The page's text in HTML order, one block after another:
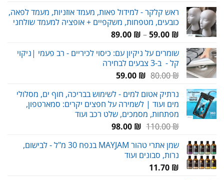
היה:
90.00 ₪.
הוא:
69.00 ₪.
ראש קלקר - למידול פאות, מעמד אוזניות, מעמד לפאה,
כובעים, מטפחות, משקפיים + אופציה למעמד שולחני
59.00 ₪
–
89.00 ₪
טווח
עד
שומרים על ניקיון עם: כיסוי לכיריים - רב פעמי |ניקוי
קל - ב-3 צבעים לבחירה
80.00₪
המחיר
היה:
80.00 ₪.
59.00 ₪
המחיר
הוא:
59.00 ₪.
נרתיק אטום למים - לשימוש בבריכה, חוף ים, מסלולי
מים ועוד | לשמירה על חפצים יקרים: סמארטפון,
מפתחות, מסמכים, שלט רכב ועוד
110.00₪
המחיר
היה:
110.00 ₪.
98.00 ₪
המחיר
הוא:
שמן אתרי טהור MAYJAM בנפח 30 מ"ל - לבישום,
נרות, סבונים ועוד
11.70 ₪